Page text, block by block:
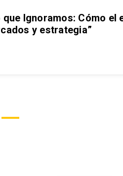
que Ignoramos: Cómo el
y estrategia”